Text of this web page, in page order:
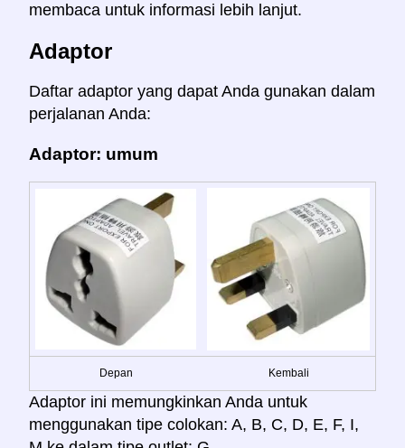
membaca untuk informasi lebih lanjut.
Adaptor
Daftar adaptor yang dapat Anda gunakan dalam
perjalanan Anda:
Adaptor: umum
Depan Kembali
Adaptor ini memungkinkan Anda untuk
menggunakan tipe colokan: A, B, C, D, E, F, I,